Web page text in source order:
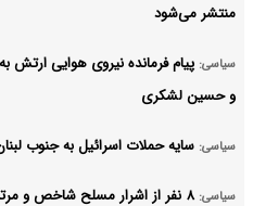
منتشر می‌شود
سیاسی: پیام فرمانده نیروی هوایی ارتش
و حسین لشکری
سیاسی: سایه حملات اسرائیل به جنوب
سیاسی:
۸ نفر از اشرار مسلح شاخص و